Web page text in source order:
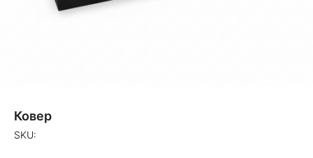
Ковер
SKU: